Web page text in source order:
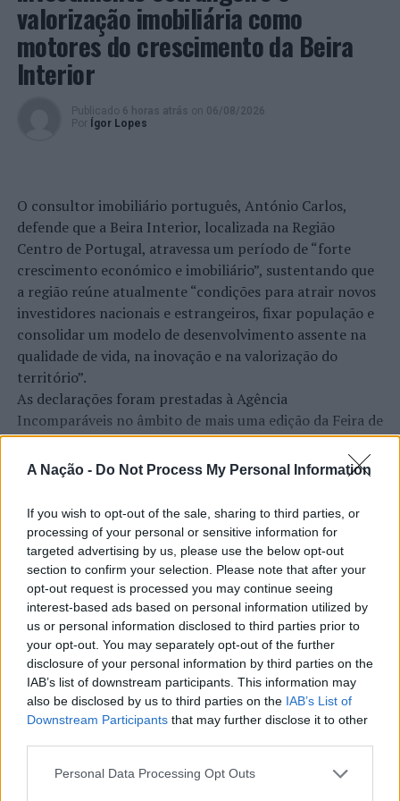
A Nação - Do Not Process My Personal Information
If you wish to opt-out of the sale, sharing to third parties, or
processing of your personal or sensitive information for
targeted advertising by us, please use the below opt-out
section to confirm your selection. Please note that after your
opt-out request is processed you may continue seeing
interest-based ads based on personal information utilized by
us or personal information disclosed to third parties prior to
your opt-out. You may separately opt-out of the further
disclosure of your personal information by third parties on the
IAB’s list of downstream participants. This information may
also be disclosed by us to third parties on the IAB’s List of
Downstream Participants that may further disclose it to other
Personal Data Processing Opt Outs
da presença daqueles, motivo o qual despoletou a
respetiva abordagem proactiva.
Aquando da abordagem ao suspeito, este, visivelmente
uma pose ameaçadora e hostil, foi, por diversas vezes,
outro polícia, momento esse em que lhe foi dada voz de
detenção.
No dia 28 de novembro, pelas 17h19, procedeu à
detenção de um homem com 22 anos, por ser suspeito
da prática do crime de Injúrias, Ameaças e Resistência
sobre Agente de Autoridade.
Os Polícias, aquando do patrulhamento na Estação do
Metropolitano das Olaias, avistaram o suspeito a passar
as “gates”, proferindo a expressão “All Cops are
Bastards”, tendo sido questionado se tal afirmação seria
dirigida aos mesmos, tendo este acelerado o passo para
tentar eximir-se da abordagem policial, motivo esse que
Na sequência da abordagem, foi solicitado o seu
documento de identificação, para averiguar se pendia
algum ilícito criminal sobre o mesmo, tendo o suspeito
recusado, dirigindo-se aos Polícias num tom agressivo e
gesticulando, enquanto os injuriava.
Perante tal atitude hostil foi, por diversas vezes,
advertido, para cessar tal comportamento e que
incorreria num crime de desobediência a uma ordem de
um Agente de Autoridade. Em ato contínuo, tentou
abandonar o local, continuando as injúrias e as ameaças,
pelo que lhe foi dada voz de detenção.
valorização imobiliária como
motores do crescimento da Beira
Interior
Publicado 6 horas atrás on 06/08/2026
Por
Ígor Lopes
O consultor imobiliário português, António Carlos,
defende que a Beira Interior, localizada na Região
Centro de Portugal, atravessa um período de “forte
crescimento económico e imobiliário”, sustentando que
a região reúne atualmente “condições para atrair novos
investidores nacionais e estrangeiros, fixar população e
consolidar um modelo de desenvolvimento assente na
qualidade de vida, na inovação e na valorização do
território”.
As declarações foram prestadas à Agência
Incomparáveis no âmbito de mais uma edição da Feira de
São Tiago, que decorreu entre os dias 16 e 26 de julho,
na Covilhã, sendo considerada um dos mais antigos
e realizada anualmente na “Cidade Neve”, a feira conjuga
tradição, atividade económica, comércio, gastronomia,
animação cultural e divulgação empresarial,
constituindo um dos principais momentos de promoção
do município e da Beira Interior.
Para António Carlos, o crescimento alcançado ao longo
dos últimos anos representa o cumprimento dos
objetivos que traçou quando iniciou o seu percurso no
setor imobiliário. O empresário considera que o
reconhecimento conquistado resulta da proximidade
locais e projetos de desenvolvimento regional. Segundo
CONTINUAR A LER
ATUALIDADE
Rio de Janeiro: Governo do Estado
propõe parceria com a FUNCEX para
“reforçar inteligência sobre
comércio exterior”